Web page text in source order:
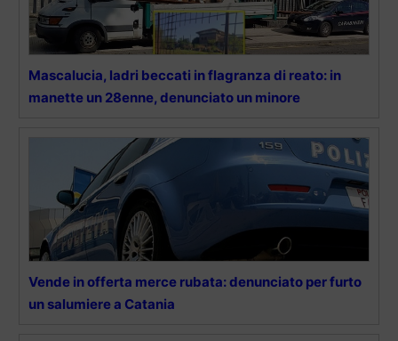
Mascalucia, ladri beccati in flagranza di reato: in
manette un 28enne, denunciato un minore
Vende in offerta merce rubata: denunciato per furto
un salumiere a Catania